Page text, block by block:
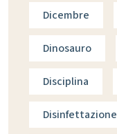
Dicembre
Dinosauro
Disciplina
Disinfettazione